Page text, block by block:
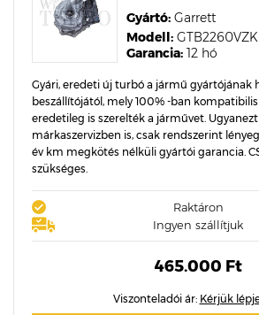
Garancia: 12 hó
Modell: GTB2260VZK
Gyártó: Garrett
Gyári, eredeti új turbó a jármű gyártójának
beszállítójától, mely 100% -ban kompatibilis
eredetileg is szerelték a járművet.
márkaszervizben is, csak rendszerint
év km megkötés nélküli gyártói garancia.
szükséges.
Raktáron
Ingyen szállítjuk
465.000 Ft
Viszonteladói ár: Kérjük